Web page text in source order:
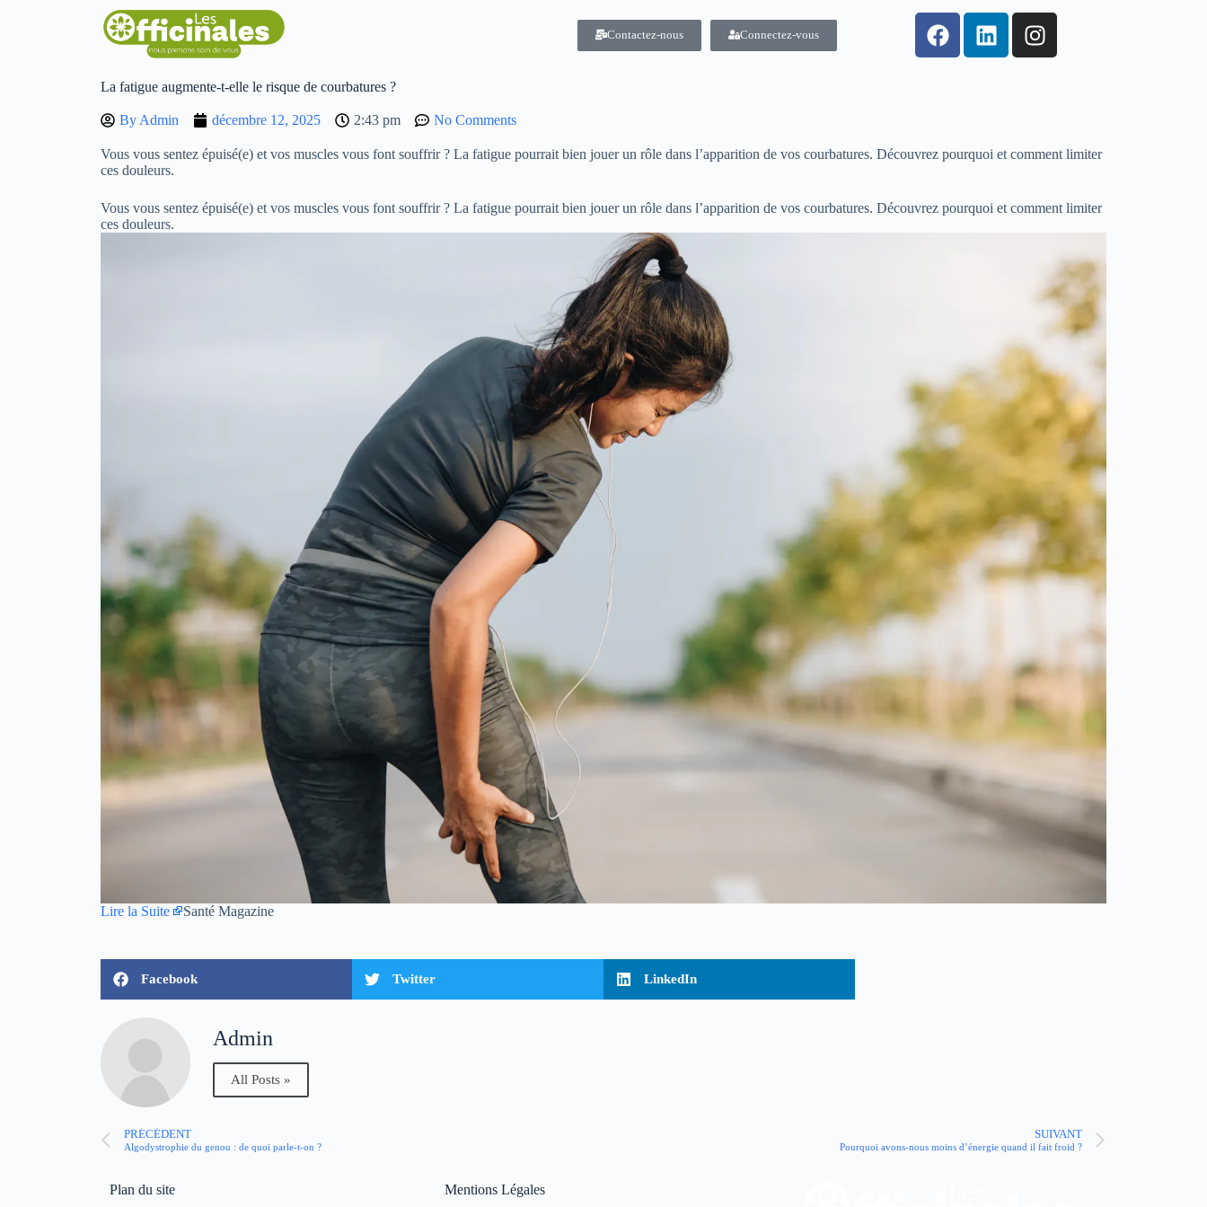
Contactez-nous Connectez-vous
La fatigue augmente-t-elle le risque de courbatures ?
By Admin décembre 12, 2025 2:43 pm No Comments
Vous vous sentez épuisé(e) et vos muscles vous font souffrir ? La fatigue pourrait bien jouer un rôle dans l’apparition de vos courbatures. Découvrez pourquoi et comment limiter
ces douleurs.
Vous vous sentez épuisé(e) et vos muscles vous font souffrir ? La fatigue pourrait bien jouer un rôle dans l’apparition de vos courbatures. Découvrez pourquoi et comment limiter
ces douleurs.
Lire la Suite Santé Magazine
Facebook Twitter LinkedIn
Admin
All Posts »
PRÉCÉDENT
Algodystrophie du genou : de quoi parle-t-on ?
SUIVANT
Pourquoi avons-nous moins d’énergie quand il fait froid ?
Plan du site Mentions Légales